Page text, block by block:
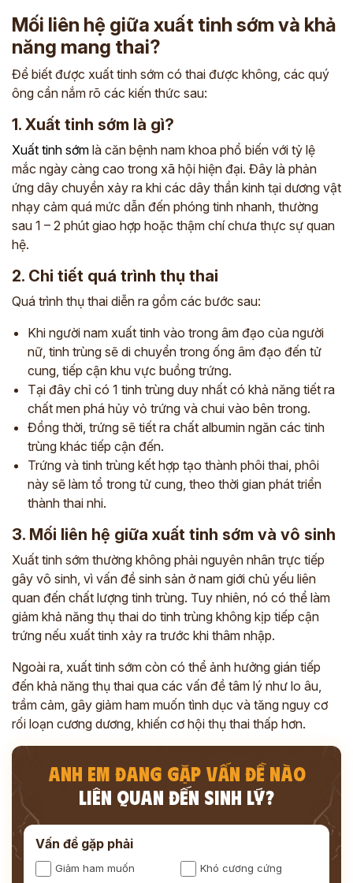
Mối liên hệ giữa xuất tinh sớm và khả
năng mang thai?
Để biết được xuất tinh sớm có thai được không, các quý
ông cần nắm rõ các kiến thức sau:
1. Xuất tinh sớm là gì?
Xuất tinh sớm là căn bệnh nam khoa phổ biến với tỷ lệ
mắc ngày càng cao trong xã hội hiện đại. Đây là phản
ứng dây chuyền xảy ra khi các dây thần kinh tại dương vật
nhạy cảm quá mức dẫn đến phóng tinh nhanh, thường
sau 1 – 2 phút giao hợp hoặc thậm chí chưa thực sự quan
hệ.
2. Chi tiết quá trình thụ thai
Quá trình thụ thai diễn ra gồm các bước sau:
Khi người nam xuất tinh vào trong âm đạo của người
nữ, tinh trùng sẽ di chuyển trong ống âm đạo đến tử
cung, tiếp cận khu vực buồng trứng.
Tại đây chỉ có 1 tinh trùng duy nhất có khả năng tiết ra
chất men phá hủy vỏ trứng và chui vào bên trong.
Đồng thời, trứng sẽ tiết ra chất albumin ngăn các tinh
trùng khác tiếp cận đến.
Trứng và tinh trùng kết hợp tạo thành phôi thai, phôi
này sẽ làm tổ trong tử cung, theo thời gian phát triển
thành thai nhi.
3. Mối liên hệ giữa xuất tinh sớm và vô sinh
Xuất tinh sớm thường không phải nguyên nhân trực tiếp
gây vô sinh, vì vấn đề sinh sản ở nam giới chủ yếu liên
quan đến chất lượng tinh trùng. Tuy nhiên, nó có thể làm
giảm khả năng thụ thai do tinh trùng không kịp tiếp cận
trứng nếu xuất tinh xảy ra trước khi thâm nhập.
Ngoài ra, xuất tinh sớm còn có thể ảnh hưởng gián tiếp
đến khả năng thụ thai qua các vấn đề tâm lý như lo âu,
trầm cảm, gây giảm ham muốn tình dục và tăng nguy cơ
rối loạn cương dương, khiến cơ hội thụ thai thấp hơn.
ANH EM ĐANG GẶP VẤN ĐỀ NÀO
LIÊN QUAN ĐẾN SINH LÝ?
Vấn đề gặp phải
Giảm ham muốn Khó cương cứng